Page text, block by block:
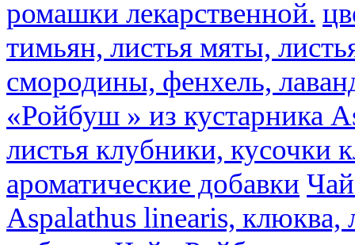
ромашки лекарственной.
тимьян, листья мяты,
смородины, фенхель,
«Ройбуш » из кустарника
листья клубники, кусочки
ароматические добавки
Aspalathus linearis, клюква,